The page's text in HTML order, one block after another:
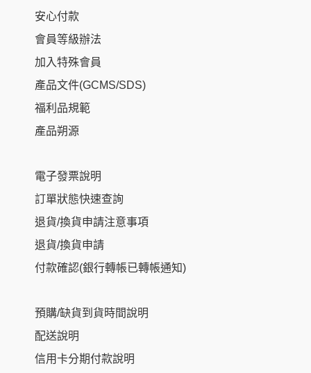
安心付款
會員等級辦法
加入特殊會員
產品文件(GCMS/SDS)
福利品規範
產品朔源
電子發票說明
訂單狀態快速查詢
退貨/換貨申請注意事項
退貨/換貨申請
付款確認(銀行轉帳已轉帳通知)
預購/缺貨到貨時間說明
配送說明
信用卡分期付款說明